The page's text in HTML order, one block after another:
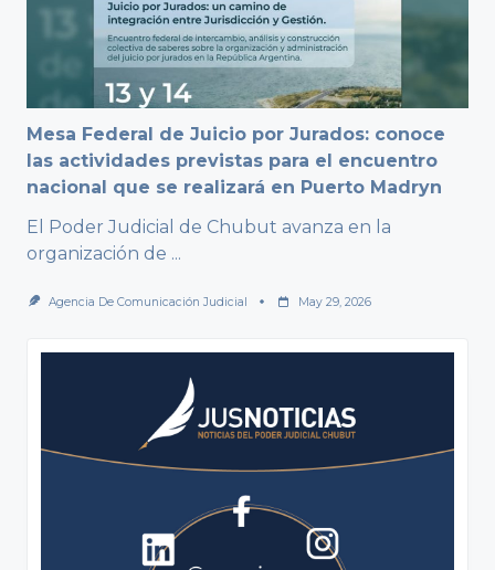
Mesa Federal de Juicio por Jurados: conoce
las actividades previstas para el encuentro
nacional que se realizará en Puerto Madryn
El Poder Judicial de Chubut avanza en la
organización de ...
Agencia De Comunicación Judicial May 29, 2026